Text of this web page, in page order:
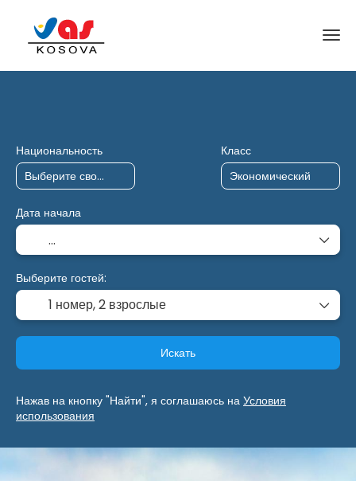
Национальность Класс
Дата начала
Выберите гостей:
1 номер,2 взрослые
Искать
Нажав на кнопку "Найти", я соглашаюсь на Условия
использования